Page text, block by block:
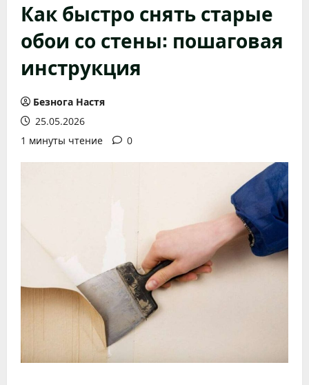
Как быстро снять старые
обои со стены: пошаговая
инструкция
Безнога Настя
25.05.2026
1 минуты чтение
0